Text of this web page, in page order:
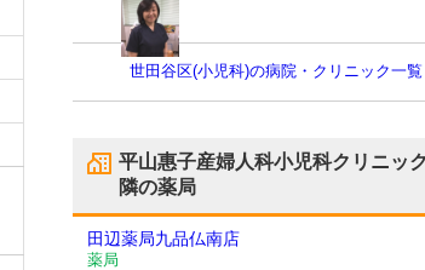
世田谷区(小児科)の病院・クリニック一覧
平山惠子産婦人科小児科クリニック
隣の薬局
田辺薬局九品仏南店
薬局